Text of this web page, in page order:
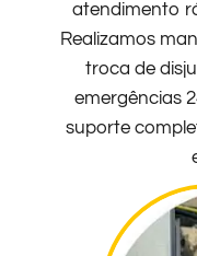
atendimento
Realizamos
troca de
emergências
suporte